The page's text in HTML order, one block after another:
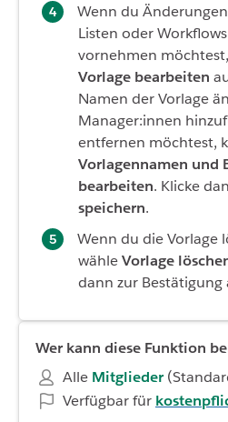
Wenn du
Listen oder
vornehmen
Vorlage bearbeiten
Namen der Vorlage
Manager:innen
entfernen möchtest,
Vorlagennamen und
bearbeiten. Klicke
speichern.
Wenn du die Vorlage
wähleVorlage
dann zur Bestätigung
Wer kann diese Funktion
Alle Mitglieder
Verfügbar für